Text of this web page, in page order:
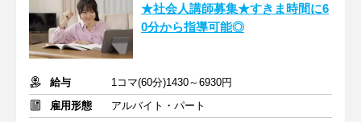
★社会人講師募集★すきま時間に6
0分から指導可能◎
給与
1コマ(60分)1430～6930円
雇用形態
アルバイト・パート